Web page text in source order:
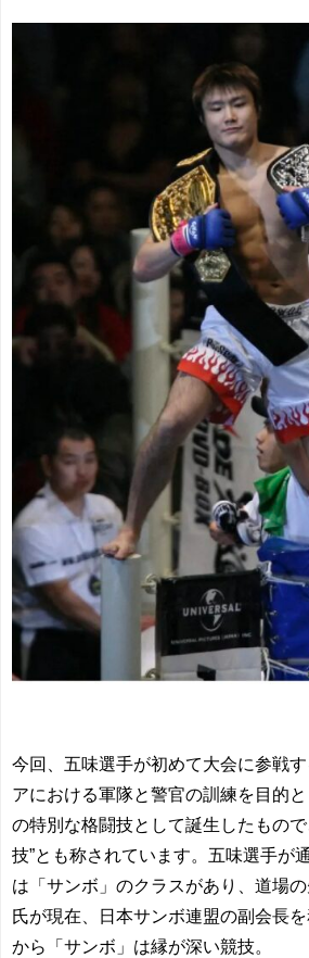
今回、五味選手が初めて大会に参戦
アにおける軍隊と警官の訓練を目的
の特別な格闘技として誕生したもので
技”とも称されています。五味選手が
は「サンボ」のクラスがあり、道場
氏が現在、日本サンボ連盟の副会長
から「サンボ」は縁が深い競技。